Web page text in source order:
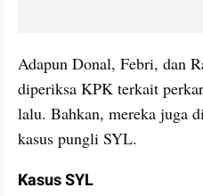
Adapun Donal, Febri, dan
diperiksa KPK terkait
lalu. Bahkan, mereka juga
kasus pungli SYL.
Kasus SYL